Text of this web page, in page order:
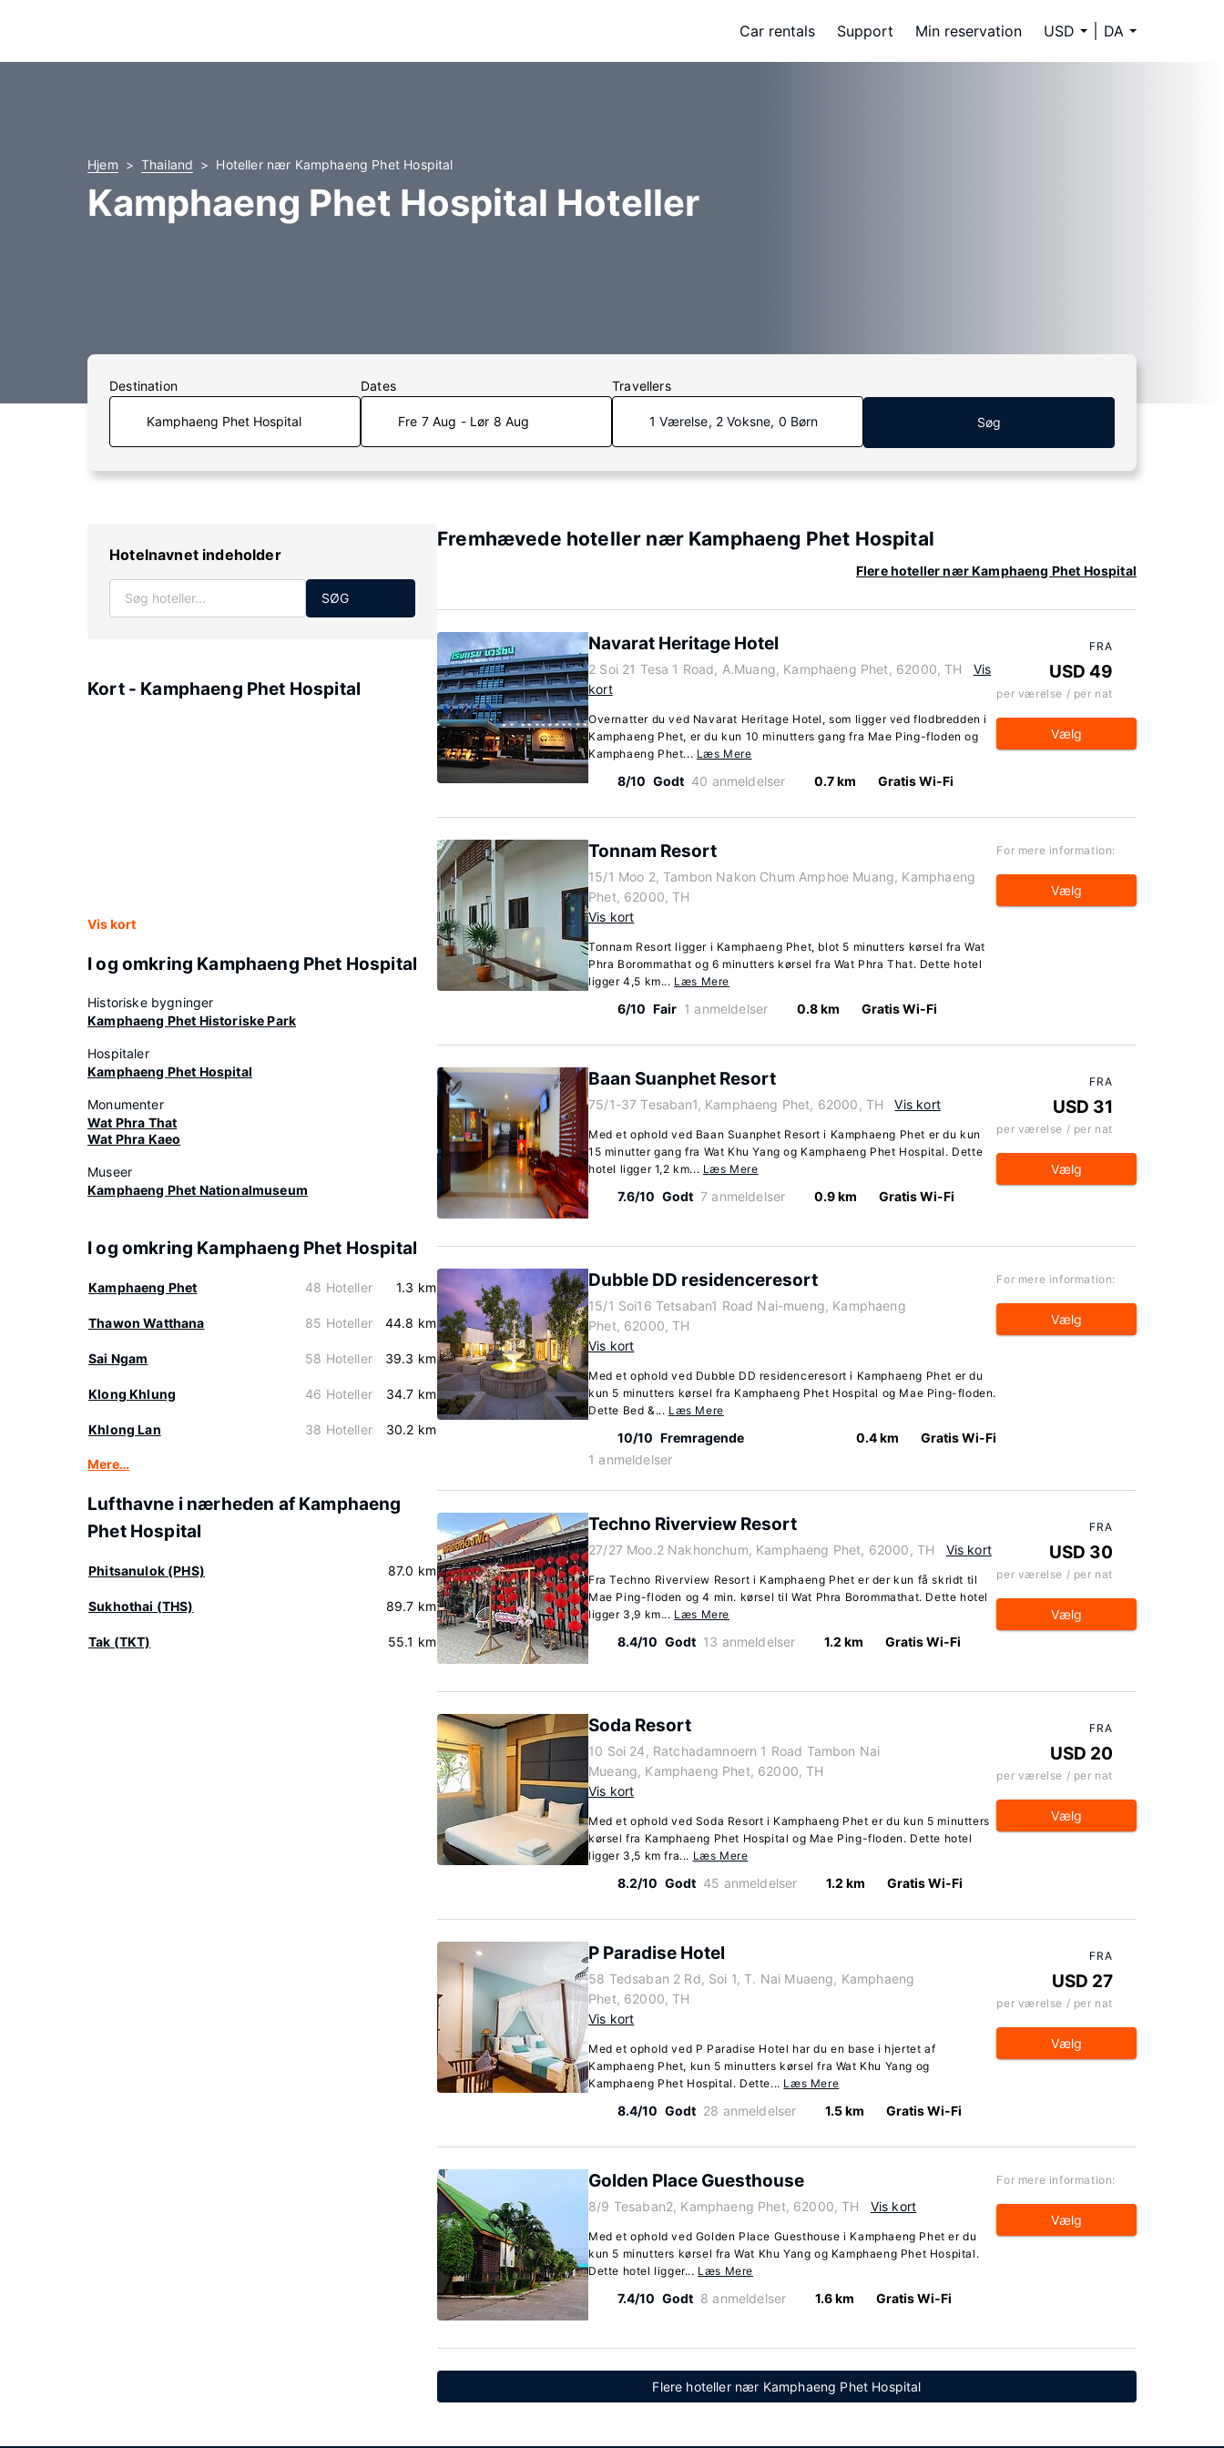
Car rentals Support Min reservation USD DA
Hjem Thailand Hoteller nær Kamphaeng Phet Hospital
Kamphaeng Phet Hospital Hoteller
Destination Dates
Fre 7 Aug - Lør 8 Aug
Travellers
1 Værelse, 2 Voksne, 0 Børn Søg
Hotelnavnet indeholder
SØG
Kort - Kamphaeng Phet Hospital
Vis kort
I og omkring Kamphaeng Phet Hospital
Historiske bygninger
Kamphaeng Phet Historiske Park
Hospitaler
Kamphaeng Phet Hospital
Monumenter
Wat Phra That
Wat Phra Kaeo
Museer
Kamphaeng Phet Nationalmuseum
I og omkring Kamphaeng Phet Hospital
Kamphaeng Phet 48 Hoteller 1.3 km
Thawon Watthana 85 Hoteller 44.8 km
Sai Ngam 58 Hoteller 39.3 km
Klong Khlung 46 Hoteller 34.7 km
Khlong Lan 38 Hoteller 30.2 km
Mere…
Lufthavne i nærheden af Kamphaeng
Phet Hospital
Phitsanulok (PHS) 87.0 km
Sukhothai (THS) 89.7 km
Tak (TKT) 55.1 km
Fremhævede hoteller nær Kamphaeng Phet Hospital
Flere hoteller nær Kamphaeng Phet Hospital
Navarat Heritage Hotel
2 Soi 21 Tesa 1 Road, A.Muang, Kamphaeng Phet, 62000, TH
Vis
kort
Overnatter du ved Navarat Heritage Hotel, som ligger ved flodbredden i
Kamphaeng Phet, er du kun 10 minutters gang fra Mae Ping-floden og
Kamphaeng Phet... Læs Mere
8/10 Godt 40 anmeldelser 0.7 km Gratis Wi-Fi
FRA
USD 49
per værelse / per nat
Vælg
Tonnam Resort
15/1 Moo 2, Tambon Nakon Chum Amphoe Muang, Kamphaeng
Phet, 62000, TH
Vis kort
Tonnam Resort ligger i Kamphaeng Phet, blot 5 minutters kørsel fra Wat
Phra Borommathat og 6 minutters kørsel fra Wat Phra That. Dette hotel
ligger 4,5 km... Læs Mere
6/10 Fair 1 anmeldelser 0.8 km Gratis Wi-Fi
For mere information:
Vælg
Baan Suanphet Resort
75/1-37 Tesaban1, Kamphaeng Phet, 62000, TH Vis kort
Med et ophold ved Baan Suanphet Resort i Kamphaeng Phet er du kun
15 minutter gang fra Wat Khu Yang og Kamphaeng Phet Hospital. Dette
hotel ligger 1,2 km... Læs Mere
7.6/10 Godt 7 anmeldelser 0.9 km Gratis Wi-Fi
FRA
USD 31
per værelse / per nat
Vælg
Dubble DD residenceresort
15/1 Soi16 Tetsaban1 Road Nai-mueng, Kamphaeng
Phet, 62000, TH
Vis kort
Med et ophold ved Dubble DD residenceresort i Kamphaeng Phet er du
kun 5 minutters kørsel fra Kamphaeng Phet Hospital og Mae Ping-floden.
Dette Bed &... Læs Mere
10/10 Fremragende
1 anmeldelser
0.4 km Gratis Wi-Fi
For mere information:
Vælg
Techno Riverview Resort
27/27 Moo.2 Nakhonchum, Kamphaeng Phet, 62000, TH Vis kort
Fra Techno Riverview Resort i Kamphaeng Phet er der kun få skridt til
Mae Ping-floden og 4 min. kørsel til Wat Phra Borommathat. Dette hotel
ligger 3,9 km... Læs Mere
8.4/10 Godt 13 anmeldelser 1.2 km Gratis Wi-Fi
FRA
USD 30
per værelse / per nat
Vælg
Soda Resort
10 Soi 24, Ratchadamnoern 1 Road Tambon Nai
Mueang, Kamphaeng Phet, 62000, TH
Vis kort
Med et ophold ved Soda Resort i Kamphaeng Phet er du kun 5 minutters
kørsel fra Kamphaeng Phet Hospital og Mae Ping-floden. Dette hotel
ligger 3,5 km fra... Læs Mere
8.2/10 Godt 45 anmeldelser 1.2 km Gratis Wi-Fi
FRA
USD 20
per værelse / per nat
Vælg
P Paradise Hotel
58 Tedsaban 2 Rd, Soi 1, T. Nai Muaeng, Kamphaeng
Phet, 62000, TH
Vis kort
Med et ophold ved P Paradise Hotel har du en base i hjertet af
Kamphaeng Phet, kun 5 minutters kørsel fra Wat Khu Yang og
Kamphaeng Phet Hospital. Dette... Læs Mere
8.4/10 Godt 28 anmeldelser 1.5 km Gratis Wi-Fi
FRA
USD 27
per værelse / per nat
Vælg
Golden Place Guesthouse
8/9 Tesaban2, Kamphaeng Phet, 62000, TH Vis kort
Med et ophold ved Golden Place Guesthouse i Kamphaeng Phet er du
kun 5 minutters kørsel fra Wat Khu Yang og Kamphaeng Phet Hospital.
Dette hotel ligger... Læs Mere
7.4/10 Godt 8 anmeldelser 1.6 km Gratis Wi-Fi
For mere information:
Vælg
Flere hoteller nær Kamphaeng Phet Hospital